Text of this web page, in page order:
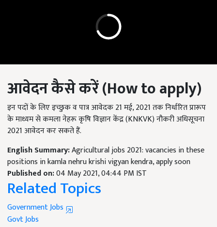
आवेदन कैसे करें (How to apply)
इन पदों के लिए इच्छुक व पात्र आवेदक 21 मई, 2021 तक निर्धारित प्रारूप
के माध्यम से कमला नेहरू कृषि विज्ञान केंद्र (KNKVK) नौकरी अधिसूचना
2021 आवेदन कर सकते हैं.
English Summary:Agricultural jobs 2021: vacancies in these
positions in kamla nehru krishi vigyan kendra, apply soon
Published on:04 May 2021, 04:44 PM IST
Related Topics
Government Jobs
Govt Jobs